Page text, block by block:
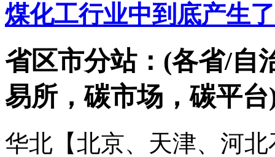
煤化工行业中到底产生
省区市分站：(各省/自
易所，碳市场，碳平台
华北【北京、天津、河